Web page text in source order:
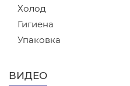
Холод
Гигиена
Упаковка
ВИДЕО